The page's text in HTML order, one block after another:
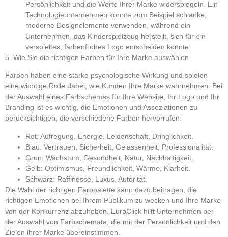
Persönlichkeit und die Werte Ihrer Marke widerspiegeln. Ein
Technologieunternehmen könnte zum Beispiel schlanke,
moderne Designelemente verwenden, während ein
Unternehmen, das Kinderspielzeug herstellt, sich für ein
verspieltes, farbenfrohes Logo entscheiden könnte.
5. Wie Sie die richtigen Farben für Ihre Marke auswählen
Farben haben eine starke psychologische Wirkung und spielen
eine wichtige Rolle dabei, wie Kunden Ihre Marke wahrnehmen. Bei
der Auswahl eines Farbschemas für Ihre Website, Ihr Logo und Ihr
Branding ist es wichtig, die Emotionen und Assoziationen zu
berücksichtigen, die verschiedene Farben hervorrufen:
Rot: Aufregung, Energie, Leidenschaft, Dringlichkeit.
Blau: Vertrauen, Sicherheit, Gelassenheit, Professionalität.
Grün: Wachstum, Gesundheit, Natur, Nachhaltigkeit.
Gelb: Optimismus, Freundlichkeit, Wärme, Klarheit.
Schwarz: Raffinesse, Luxus, Autorität.
Die Wahl der richtigen Farbpalette kann dazu beitragen, die
richtigen Emotionen bei Ihrem Publikum zu wecken und Ihre Marke
von der Konkurrenz abzuheben. EuroClick hilft Unternehmen bei
der Auswahl von Farbschemata, die mit der Persönlichkeit und den
Zielen ihrer Marke übereinstimmen.